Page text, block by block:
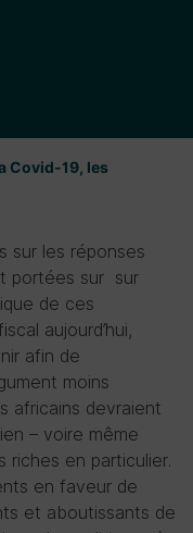
Covid-19, les
sur les réponses
portées sur sur
de ces
aujourd’hui,
afin de
moins
africains devraient
– voire même
riches en particulier.
en faveur de
et aboutissants de